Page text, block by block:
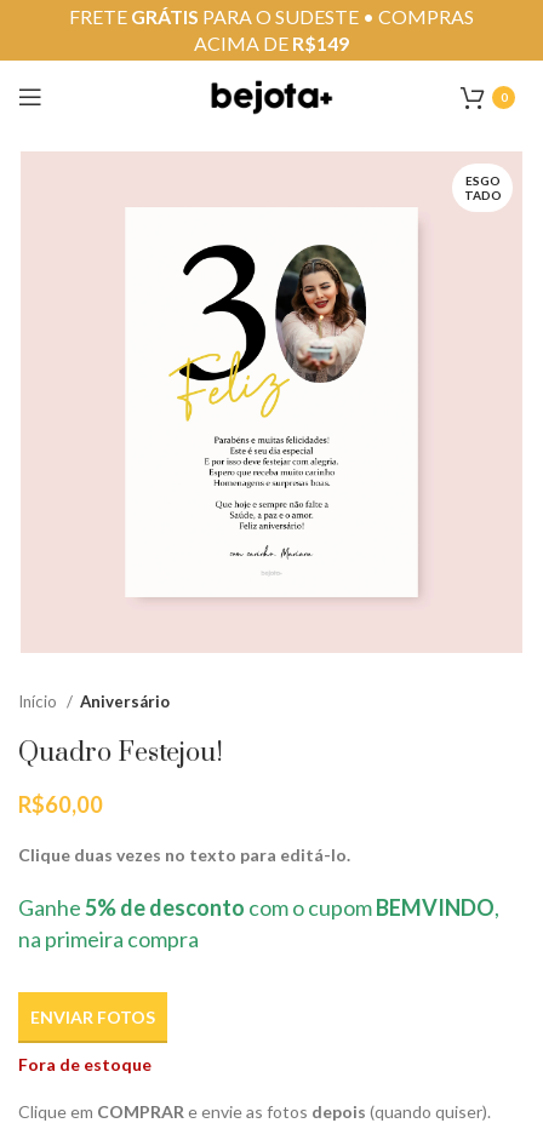
0
ESGO
TADO
Início Aniversário
Quadro Festejou!
R$60,00
Clique duas vezes no texto para editá-lo.
Ganhe5% de desconto com o cupomBEMVINDO,
na primeira compra
ENVIAR FOTOS
Fora de estoque
Clique em COMPRAR e envie as fotos depois (quando quiser).
FRETE GRÁTIS PARA O SUDESTE • COMPRAS
ACIMA DE R$149